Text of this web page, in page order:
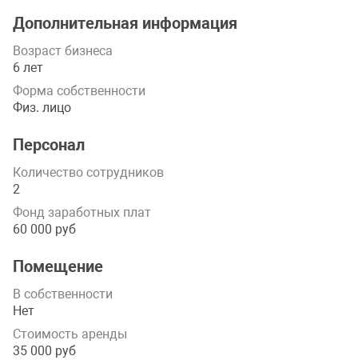
Дополнительная информация
Возраст бизнеса
6 лет
Форма собственности
Физ. лицо
Персонал
Количество сотрудников
2
Фонд заработных плат
60 000 руб
Помещение
В собственности
Нет
Стоимость аренды
35 000 руб